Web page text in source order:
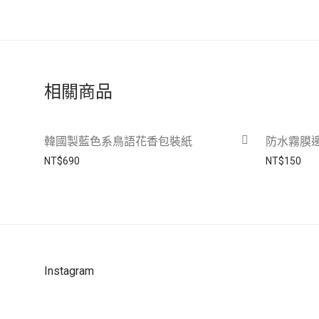
相關商品
韓國製藍色系鳥語花香包裝紙
NT$690
防水霧膜
NT$150
Instagram